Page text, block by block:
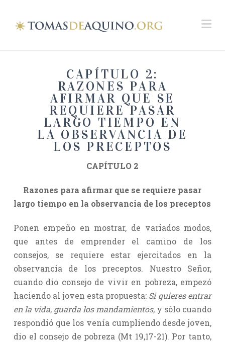
CAPÍTULO 2:
RAZONES PARA
AFIRMAR QUE SE
REQUIERE PASAR
LARGO TIEMPO EN
LA OBSERVANCIA DE
LOS PRECEPTOS
CAPÍTULO 2
Razones para afirmar que se requiere pasar
largo tiempo en la observancia de los preceptos
Ponen empeño en mostrar, de variados modos,
que antes de emprender el camino de los
consejos, se requiere estar ejercitados en la
observancia de los preceptos. Nuestro Señor,
cuando dio consejo de vivir en pobreza, empezó
haciendo al joven esta propuesta: Si quieres entrar
en la vida,guarda los mandamientos, y sólo cuando
respondió que los venía cumpliendo desde joven,
dio el consejo de pobreza (Mt 19,17-21). Por tanto,